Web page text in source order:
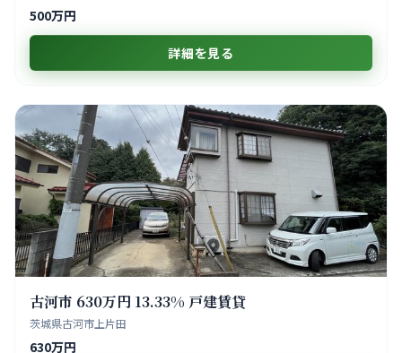
500万円
詳細を見る
古河市 630万円 13.33% 戸建賃貸
茨城県古河市上片田
630万円